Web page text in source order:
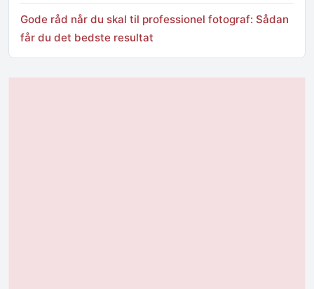
Gode råd når du skal til professionel fotograf: Sådan
får du det bedste resultat